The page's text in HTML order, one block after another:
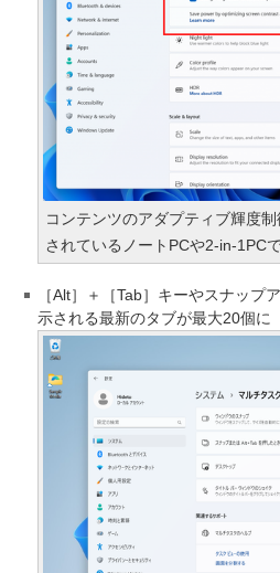
コンテンツのアダプティブ輝度
されているノートPCや2-in-1PC
［Alt］＋［Tab］キーやスナップ
示される最新のタブが最大20個に